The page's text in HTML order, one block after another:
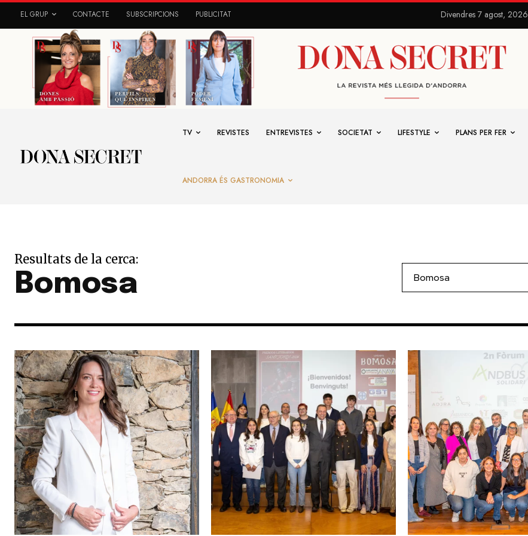
EL GRUP CONTACTE SUBSCRIPCIONS PUBLICITAT Divendres 7 agost, 2026
TV REVISTES ENTREVISTES SOCIETAT LIFESTYLE PLANS PER FER
ANDORRA ÉS GASTRONOMIA
Resultats de la cerca:
Bomosa